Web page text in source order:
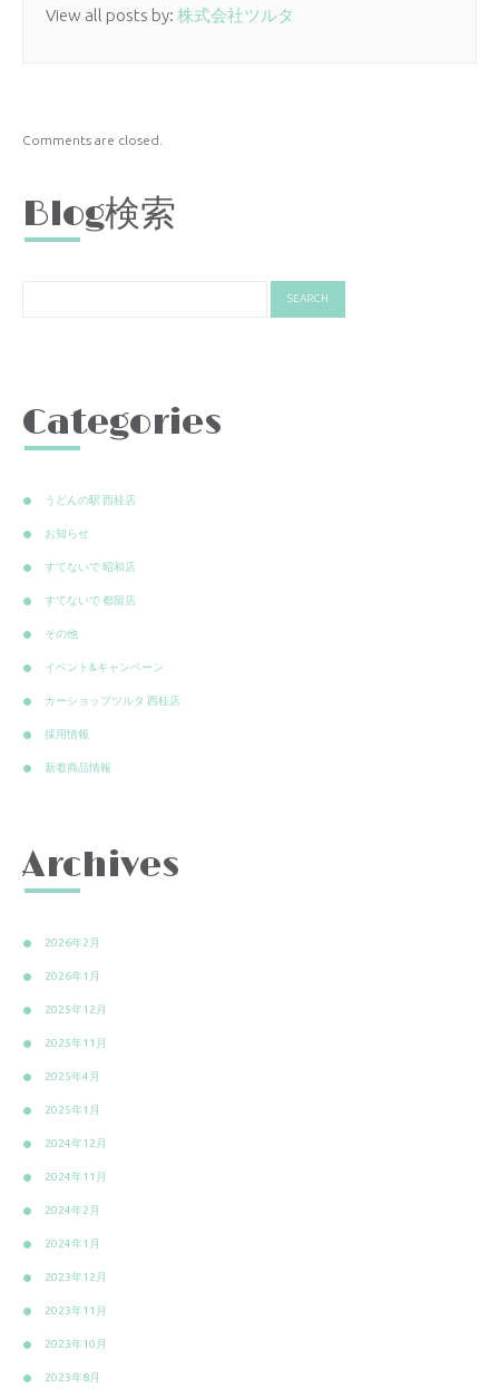
View all posts by: 株式会社ツルタ
Comments are closed.
Blog検索
Categories
うどんの駅 西桂店
お知らせ
すてないで 昭和店
すてないで 都留店
その他
イベント&キャンペーン
カーショップツルタ 西桂店
採用情報
新着商品情報
Archives
2026年2月
2026年1月
2025年12月
2025年11月
2025年4月
2025年1月
2024年12月
2024年11月
2024年2月
2024年1月
2023年12月
2023年11月
2023年10月
2023年8月